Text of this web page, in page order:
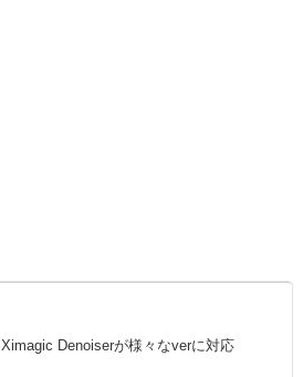
Ximagic Denoiserが様々なverに対応